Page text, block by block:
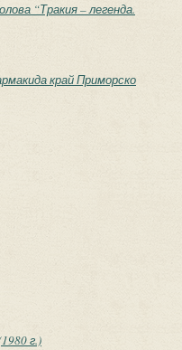
“Тракия – легенда.
край Приморско
г.)